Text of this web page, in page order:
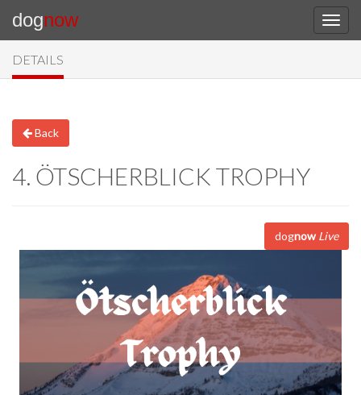
dognow
DETAILS
Back
4. ÖTSCHERBLICK TROPHY
dognow Live